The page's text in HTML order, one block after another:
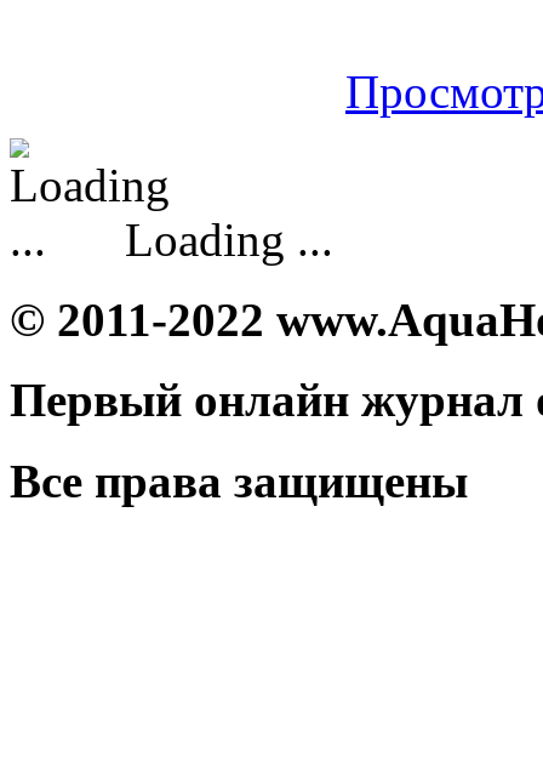
Loading ...
© 2011-2022
Первый онлайн журнал
Все права защищены